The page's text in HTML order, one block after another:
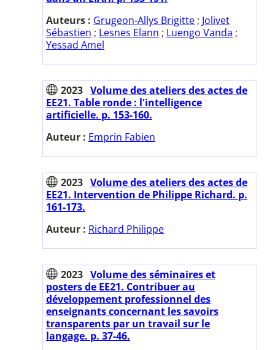
Auteurs : Grugeon-Allys Brigitte ; Jolivet
Sébastien ; Lesnes Elann ; Luengo Vanda ;
Yessad Amel
2023 Volume des ateliers des actes de
EE21. Table ronde : l'intelligence
artificielle. p. 153-160.
Auteur : Emprin Fabien
2023 Volume des ateliers des actes de
EE21. Intervention de Philippe Richard. p.
161-173.
Auteur : Richard Philippe
2023 Volume des séminaires et
posters de EE21. Contribuer au
développement professionnel des
enseignants concernant les savoirs
transparents par un travail sur le
langage. p. 37-46.